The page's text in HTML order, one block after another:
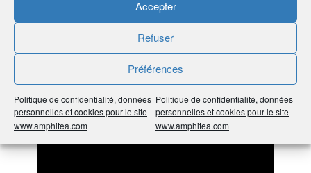
Accepter
Refuser
Préférences
Politique de confidentialité, données
personnelles et cookies pour le site
www.amphitea.com
Politique de confidentialité, données
personnelles et cookies pour le site
www.amphitea.com
#Auvergne Rhône Alpes #69 Rhône